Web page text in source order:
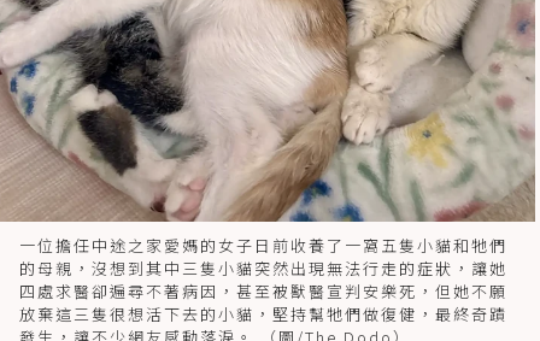
一位擔任中途之家愛媽的女子日前收養了一窩五隻小貓和牠們
的母親，沒想到其中三隻小貓突然出現無法行走的症狀，讓她
四處求醫卻遍尋不著病因，甚至被獸醫宣判安樂死，但她不願
放棄這三隻很想活下去的小貓，堅持幫牠們做復健，最終奇蹟